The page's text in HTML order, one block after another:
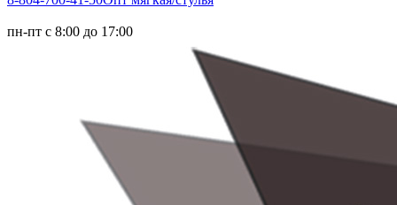
пн-пт с 8:00 до 17:00